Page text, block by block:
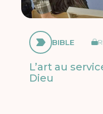
BIBLE
L’art au
Dieu